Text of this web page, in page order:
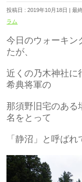
投稿日 : 2019年10月18日 最
ラム
今日のウォーキン
たが、
近くの乃木神社に
希典将軍の
那須野旧宅のある
名をとって
「静沼」と呼ばれ